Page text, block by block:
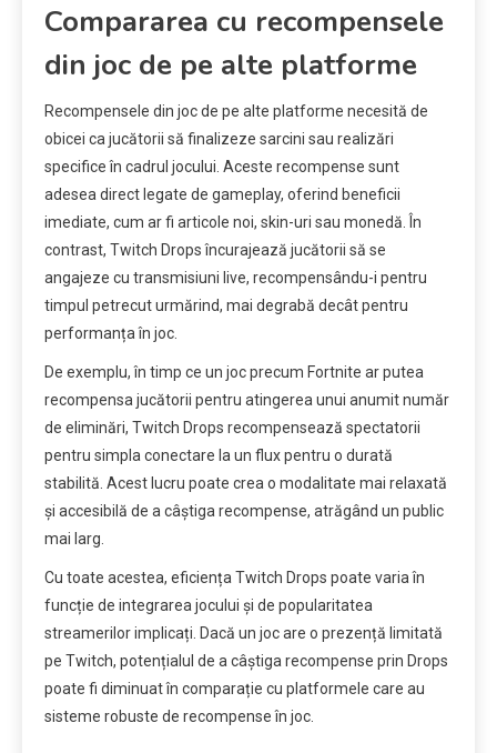
Compararea cu recompensele
din joc de pe alte platforme
Recompensele din joc de pe alte platforme necesită de
obicei ca jucătorii să finalizeze sarcini sau realizări
specifice în cadrul jocului. Aceste recompense sunt
adesea direct legate de gameplay, oferind beneficii
imediate, cum ar fi articole noi, skin-uri sau monedă. În
contrast, Twitch Drops încurajează jucătorii să se
angajeze cu transmisiuni live, recompensându-i pentru
timpul petrecut urmărind, mai degrabă decât pentru
performanța în joc.
De exemplu, în timp ce un joc precum Fortnite ar putea
recompensa jucătorii pentru atingerea unui anumit număr
de eliminări, Twitch Drops recompensează spectatorii
pentru simpla conectare la un flux pentru o durată
stabilită. Acest lucru poate crea o modalitate mai relaxată
și accesibilă de a câștiga recompense, atrăgând un public
mai larg.
Cu toate acestea, eficiența Twitch Drops poate varia în
funcție de integrarea jocului și de popularitatea
streamerilor implicați. Dacă un joc are o prezență limitată
pe Twitch, potențialul de a câștiga recompense prin Drops
poate fi diminuat în comparație cu platformele care au
sisteme robuste de recompense în joc.